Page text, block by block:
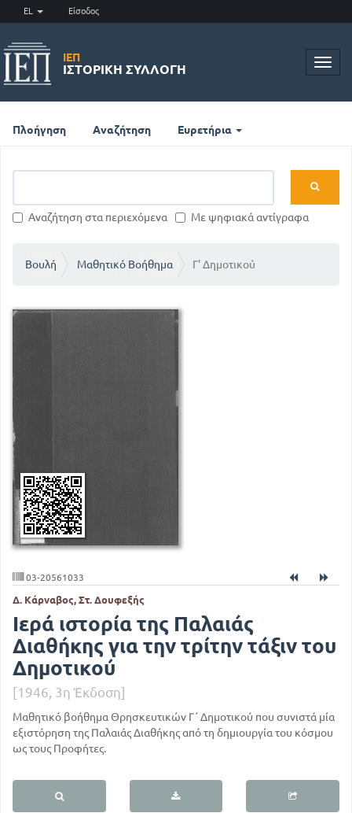
EL Είσοδος
ΙΕΠ
ΙΣΤΟΡΙΚΉ ΣΥΛΛΟΓΉ
Πλοήγηση Αναζήτηση Ευρετήρια
Αναζήτηση στα περιεχόμενα Με ψηφιακά αντίγραφα
Βουλή Μαθητικό Βοήθημα Γ' Δημοτικού
03-20561033
Δ. Κάρναβος, Στ. Δουφεξής
Ιερά ιστορία της Παλαιάς
Διαθήκης για την τρίτην τάξιν του
Δημοτικού
[1946, 3η Έκδοση]
Μαθητικό βοήθημα Θρησκευτικών Γ΄ Δημοτικού που συνιστά μία
εξιστόρηση της Παλαιάς Διαθήκης από τη δημιουργία του κόσμου
ως τους Προφήτες.